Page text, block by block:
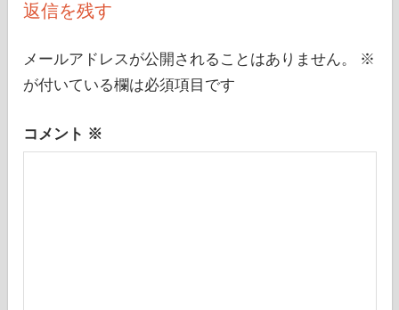
ゲ
ー
シ
ョ
ン
返信を残す
メールアドレスが公開されることはありません。
※
が付いている欄は必須項目です
コメント ※